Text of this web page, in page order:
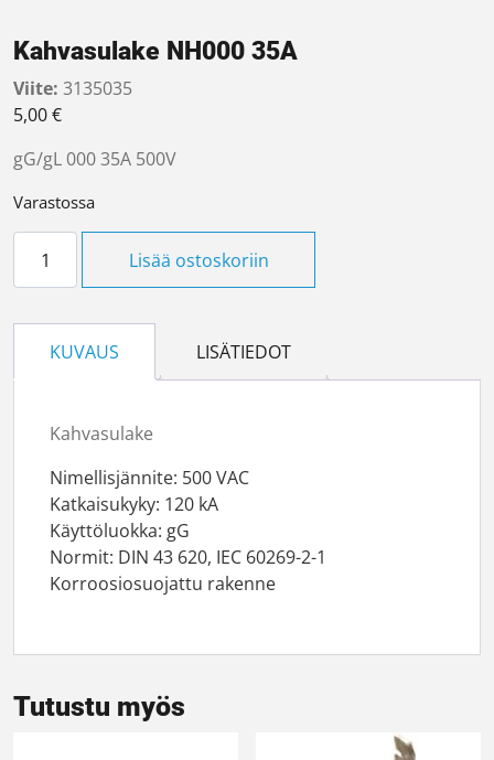
Kahvasulake NH000 35A
Viite: 3135035
5,00€
gG/gL 000 35A 500V
Varastossa
Lisää ostoskoriin
KUVAUS LISÄTIEDOT
Kahvasulake
Nimellisjännite: 500 VAC
Katkaisukyky: 120 kA
Käyttöluokka: gG
Normit: DIN 43 620, IEC 60269-2-1
Korroosiosuojattu rakenne
Tutustu myös